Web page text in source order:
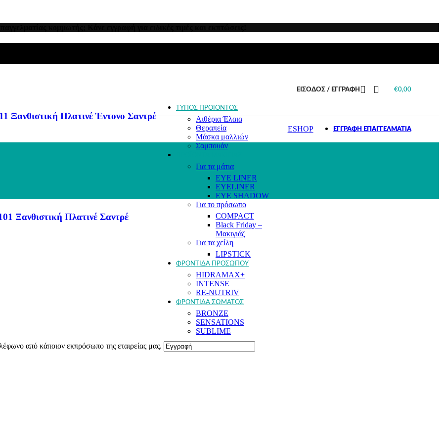
ΕΊΣΟΔΟΣ / ΕΓΓΡΑΦΉ €0,00
Πλατινέ Έντονο Σαντρέ
Ξανθιστική Πλατινέ Σαντρέ
Λεπτά μαλλιά
Ντεκαπαρισμένα μαλλιά
ΤΥΠΟΣ ΠΡΟΙΟΝΤΟΣ
Αιθέρια Έλαια
Θεραπεία
Μάσκα μαλλιών
Σαμπουάν
Για τα μάτια
EYE LINER
EYELINER
EYE SHADOW
Για το πρόσωπο
COMPACT
Black Friday –
Μακιγιάζ
Για τα χείλη
LIPSTICK
ΦΡΟΝΤΙΔΑ ΠΡΟΣΩΠΟΥ
HIDRAMAX+
INTENSE
RE-NUTRIV
ΦΡΟΝΤΙΔΑ ΣΩΜΑΤΟΣ
BRONZE
SENSATIONS
SUBLIME
ESHOP ΕΓΓΡΑΦΗ ΕΠΑΓΓΕΛΜΑΤΙΑ
από κάποιον εκπρόσωπο της εταιρείας μας.